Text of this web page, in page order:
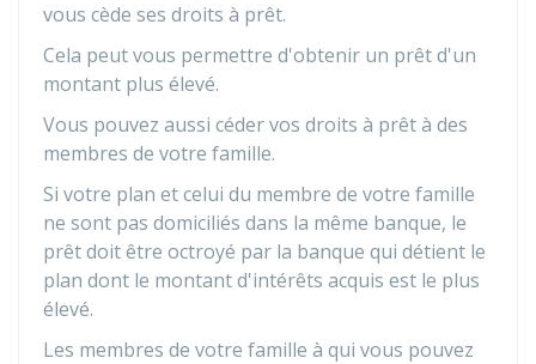
vous cède ses droits à prêt.
Cela peut vous permettre d'obtenir un prêt d'un
montant plus élevé.
Vous pouvez aussi céder vos droits à prêt à des
membres de votre famille.
Si votre plan et celui du membre de votre famille
ne sont pas domiciliés dans la même banque, le
prêt doit être octroyé par la banque qui détient le
plan dont le montant d'intérêts acquis est le plus
élevé.
Les membres de votre famille à qui vous pouvez